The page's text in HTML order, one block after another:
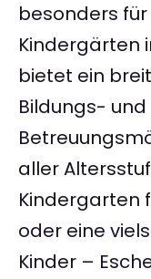
besonders
Kindergärten
bietet ein
Bildungs- und
aller
Kindergarten
oder eine
Kinder –